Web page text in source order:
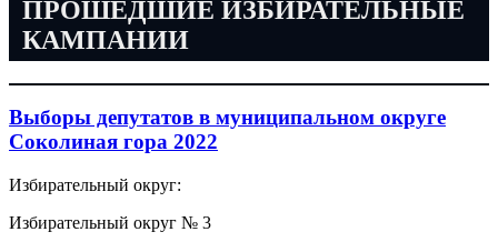
ПРОШЕДШИЕ ИЗБИРАТЕЛЬНЫЕ
КАМПАНИИ
Выборы депутатов в муниципальном округе
Соколиная гора 2022
Избирательный округ:
Избирательный округ № 3